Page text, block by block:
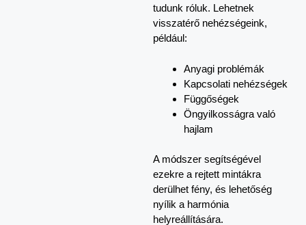
tudunk róluk. Lehetnek
visszatérő nehézségeink,
például:
Anyagi problémák
Kapcsolati nehézségek
Függőségek
Öngyilkosságra való
hajlam
A módszer segítségével
ezekre a rejtett mintákra
derülhet fény, és lehetőség
nyílik a harmónia
helyreállítására.